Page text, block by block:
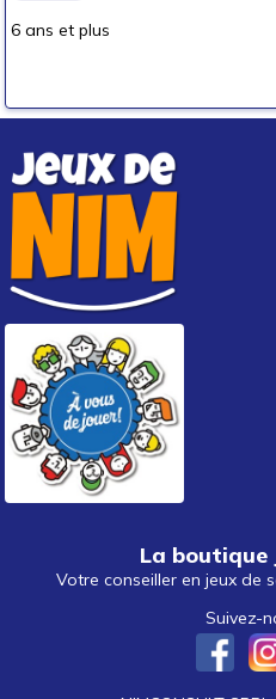
6 ans et plus
La boutique
Votre conseiller en jeux de
Suivez-